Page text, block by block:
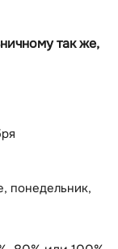
так же,
понедельник,